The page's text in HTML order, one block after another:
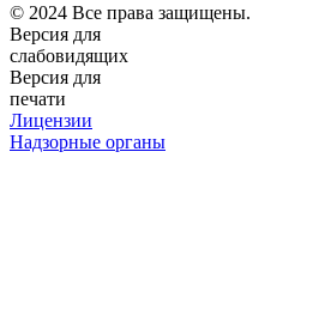
© 2024 Все права защищены.
Версия для
слабовидящих
Версия для
печати
Лицензии
Надзорные органы